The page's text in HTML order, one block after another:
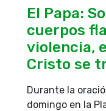
El Papa:
cuerpos
violencia,
Cristo se
Durante la
domingo en la